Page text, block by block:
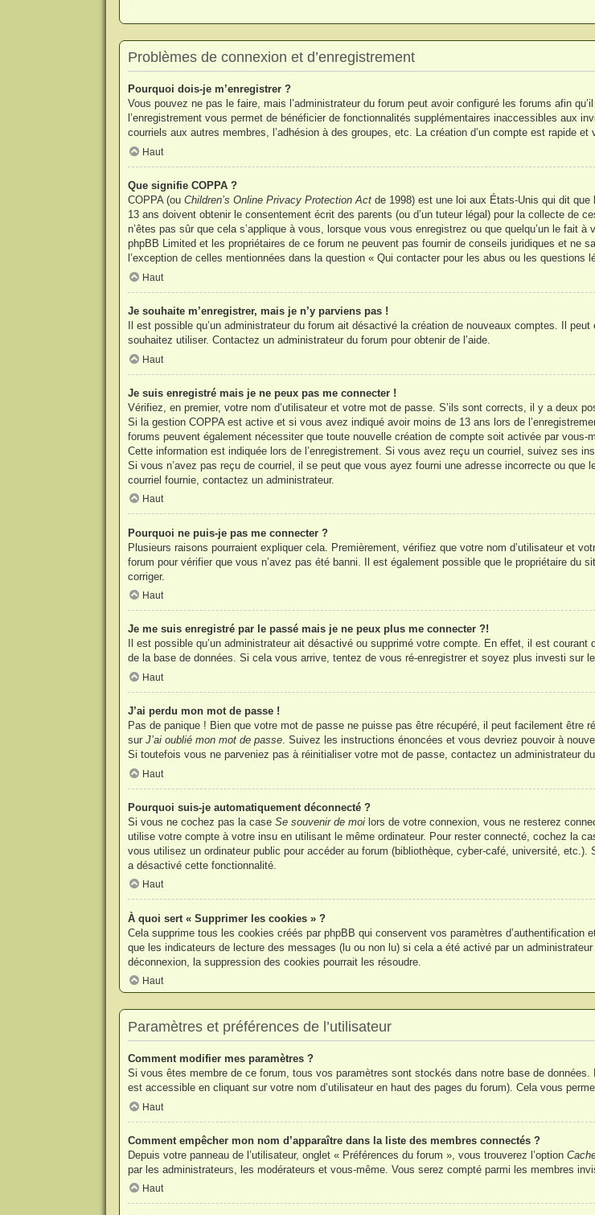
Problèmes de connexion et d’enregistrement
Pourquoi dois-je m’enregistrer ?
Vous pouvez ne pas le faire, mais l’administrateur du forum peut avoir configuré les forums afin
l’enregistrement vous permet de bénéficier de fonctionnalités supplémentaires inaccessibles aux
courriels aux autres membres, l’adhésion à des groupes, etc. La création d’un compte est rapide et
Haut
Que signifie COPPA ?
COPPA (ou Children’s Online Privacy Protection Actde 1998) est une loi aux États-Unis qui dit
13 ans doivent obtenir le consentement écrit des parents (ou d’un tuteur légal) pour la collecte de
n’êtes pas sûr que cela s’applique à vous, lorsque vous vous enregistrez ou que quelqu’un le fait
phpBB Limited et les propriétaires de ce forum ne peuvent pas fournir de conseils juridiques et ne
l’exception de celles mentionnées dans la question « Qui contacter pour les abus ou les questions
Haut
Je souhaite m’enregistrer, mais je n’y parviens pas !
Il est possible qu’un administrateur du forum ait désactivé la création de nouveaux comptes. Il
souhaitez utiliser. Contactez un administrateur du forum pour obtenir de l’aide.
Haut
Je suis enregistré mais je ne peux pas me connecter !
Vérifiez, en premier, votre nom d’utilisateur et votre mot de passe. S’ils sont corrects, il y a deux
Si la gestion COPPA est active et si vous avez indiqué avoir moins de 13 ans lors de
forums peuvent également nécessiter que toute nouvelle création de compte soit activée par
Cette information est indiquée lors de l’enregistrement. Si vous avez reçu un courriel, suivez ses
Si vous n’avez pas reçu de courriel, il se peut que vous ayez fourni une adresse incorrecte ou
courriel fournie, contactez un administrateur.
Haut
Pourquoi ne puis-je pas me connecter ?
Plusieurs raisons pourraient expliquer cela. Premièrement, vérifiez que votre nom d’utilisateur et
forum pour vérifier que vous n’avez pas été banni. Il est également possible que le propriétaire du
corriger.
Haut
Je me suis enregistré par le passé mais je ne peux plus me connecter ?!
Il est possible qu’un administrateur ait désactivé ou supprimé votre compte. En effet, il est
de la base de données. Si cela vous arrive, tentez de vous ré-enregistrer et soyez plus investi sur
Haut
J’ai perdu mon mot de passe !
Pas de panique ! Bien que votre mot de passe ne puisse pas être récupéré, il peut facilement être
sur J’ai oublié mon mot de passe. Suivez les instructions énoncées et vous devriez pouvoir à
Si toutefois vous ne parveniez pas à réinitialiser votre mot de passe, contactez un administrateur
Haut
Pourquoi suis-je automatiquement déconnecté ?
Si vous ne cochez pas la case Se souvenir de moilors de votre connexion, vous ne resterez
utilise votre compte à votre insu en utilisant le même ordinateur. Pour rester connecté, cochez la
vous utilisez un ordinateur public pour accéder au forum (bibliothèque, cyber-café, université,
a désactivé cette fonctionnalité.
Haut
À quoi sert « Supprimer les cookies » ?
Cela supprime tous les cookies créés par phpBB qui conservent vos paramètres
que les indicateurs de lecture des messages (lu ou non lu) si cela a été activé par un
déconnexion, la suppression des cookies pourrait les résoudre.
Haut
Paramètres et préférences de l’utilisateur
Comment modifier mes paramètres ?
Si vous êtes membre de ce forum, tous vos paramètres sont stockés dans notre base de données.
est accessible en cliquant sur votre nom d’utilisateur en haut des pages du forum). Cela vous
Haut
Comment empêcher mon nom d’apparaître dans la liste des membres connectés ?
Depuis votre panneau de l’utilisateur, onglet « Préférences du forum », vous trouverez l’option
par les administrateurs, les modérateurs et vous-même. Vous serez compté parmi les membres
Haut